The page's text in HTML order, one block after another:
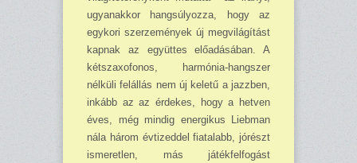
ugyanakkor hangsúlyozza, hogy az
egykori szerzemények új megvilágítást
kapnak az együttes előadásában. A
kétszaxofonos, harmónia-hangszer
nélküli felállás nem új keletű a jazzben,
inkább az az érdekes, hogy a hetven
éves, még mindig energikus Liebman
nála három évtizeddel fiatalabb, jórészt
ismeretlen, más játékfelfogást